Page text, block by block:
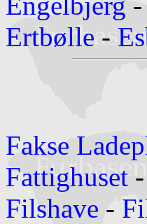
Ertbølle -
Fakse
Fattighuset -
Filshave -